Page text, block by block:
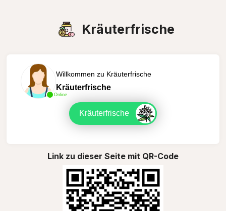
Kräuterfrische
Online
Willkommen zu Kräuterfrische
Kräuterfrische
Kräuterfrische
Link zu dieser Seite mit QR-Code